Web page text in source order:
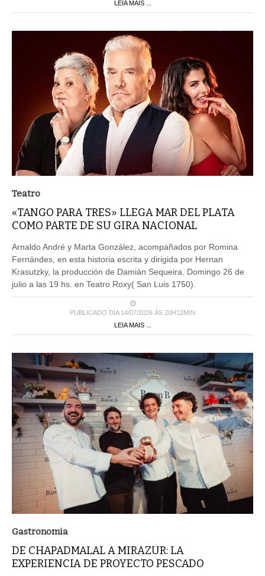
LEIA MAIS ...
Teatro
«TANGO PARA TRES» LLEGA MAR DEL PLATA
COMO PARTE DE SU GIRA NACIONAL
Arnaldo André y Marta González, acompañados por Romina
Fernándes, en esta historia escrita y dirigida por Hernan
Krasutzky, la producción de Damián Sequeira. Domingo 26 de
julio a las 19 hs. en Teatro Roxy( San Luis 1750).
PUBLICADO DIA 14/07/2026 ÀS 20H12MIN
LEIA MAIS ...
Gastronomia
DE CHAPADMALAL A MIRAZUR: LA
EXPERIENCIA DE PROYECTO PESCADO